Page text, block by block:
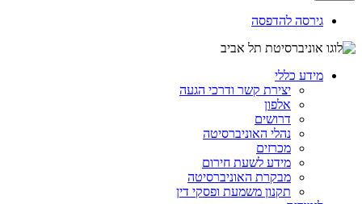
גירסה להדפסה
מידע כללי
יצירת קשר ודרכי הגעה
אלפון
דרושים
נהלי האוניברסיטה
מכרזים
מידע לשעת חירום
מבקרת האוניברסיטה
תקנון משמעת ופסקי דין